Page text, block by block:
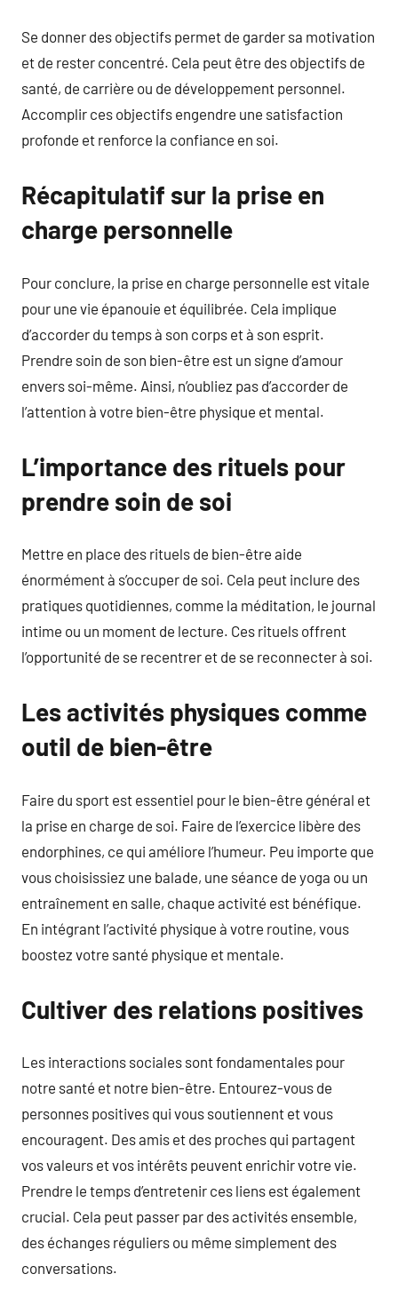
Se donner des objectifs permet de garder sa motivation
et de rester concentré. Cela peut être des objectifs de
santé, de carrière ou de développement personnel.
Accomplir ces objectifs engendre une satisfaction
profonde et renforce la confiance en soi.
Récapitulatif sur la prise en
charge personnelle
Pour conclure, la prise en charge personnelle est vitale
pour une vie épanouie et équilibrée. Cela implique
d’accorder du temps à son corps et à son esprit.
Prendre soin de son bien-être est un signe d’amour
envers soi-même. Ainsi, n’oubliez pas d’accorder de
l’attention à votre bien-être physique et mental.
L’importance des rituels pour
prendre soin de soi
Mettre en place des rituels de bien-être aide
énormément à s’occuper de soi. Cela peut inclure des
pratiques quotidiennes, comme la méditation, le journal
intime ou un moment de lecture. Ces rituels offrent
l’opportunité de se recentrer et de se reconnecter à soi.
Les activités physiques comme
outil de bien-être
Faire du sport est essentiel pour le bien-être général et
la prise en charge de soi. Faire de l’exercice libère des
endorphines, ce qui améliore l’humeur. Peu importe que
vous choisissiez une balade, une séance de yoga ou un
entraînement en salle, chaque activité est bénéfique.
En intégrant l’activité physique à votre routine, vous
boostez votre santé physique et mentale.
Cultiver des relations positives
Les interactions sociales sont fondamentales pour
notre santé et notre bien-être. Entourez-vous de
personnes positives qui vous soutiennent et vous
encouragent. Des amis et des proches qui partagent
vos valeurs et vos intérêts peuvent enrichir votre vie.
Prendre le temps d’entretenir ces liens est également
crucial. Cela peut passer par des activités ensemble,
des échanges réguliers ou même simplement des
conversations.